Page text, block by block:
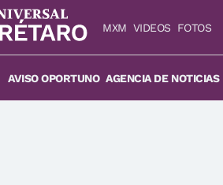
MXM VIDEOS FOTOS
AVISO OPORTUNO AGENCIA DE NOTICIAS